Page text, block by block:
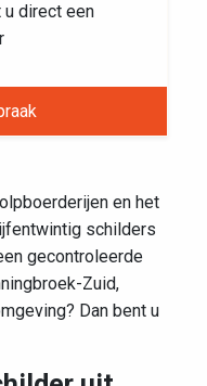
direct een
en het
schilders
gecontroleerde
Zuid,
Dan bent u